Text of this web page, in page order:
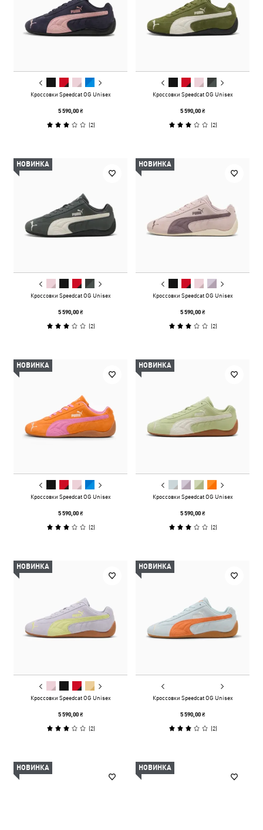
Кроссовки Speedcat OG Unisex
5 590,00 ₴
(2)
Кроссовки Speedcat OG Unisex
5 590,00 ₴
(2)
НОВИНКА
Кроссовки Speedcat OG Unisex
5 590,00 ₴
(2)
НОВИНКА
Кроссовки Speedcat OG Unisex
5 590,00 ₴
(2)
НОВИНКА
Кроссовки Speedcat OG Unisex
5 590,00 ₴
(2)
НОВИНКА
Кроссовки Speedcat OG Unisex
5 590,00 ₴
(2)
НОВИНКА
Кроссовки Speedcat OG Unisex
5 590,00 ₴
(2)
НОВИНКА
Кроссовки Speedcat OG Unisex
5 590,00 ₴
(2)
НОВИНКА НОВИНКА